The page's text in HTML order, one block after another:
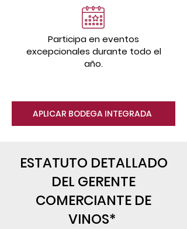
Participa en eventos
excepcionales durante todo el
año.
APLICAR BODEGA INTEGRADA
ESTATUTO DETALLADO
DEL GERENTE
COMERCIANTE DE
VINOS*